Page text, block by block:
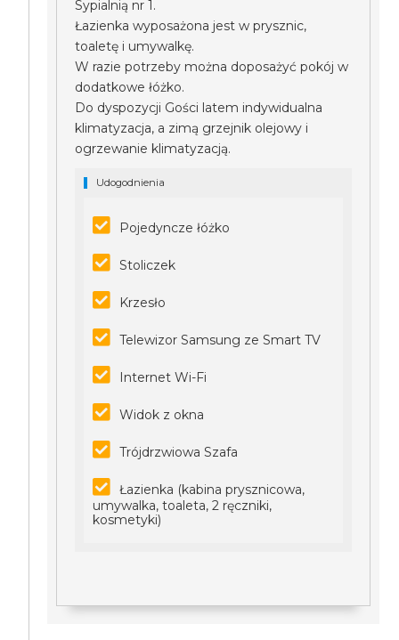
Sypialnią nr 1.
Łazienka wyposażona jest w prysznic,
toaletę i umywalkę.
W razie potrzeby można doposażyć pokój w
dodatkowe łóżko.
Do dyspozycji Gości latem indywidualna
klimatyzacja, a zimą grzejnik olejowy i
ogrzewanie klimatyzacją.
Udogodnienia
Pojedyncze łóżko
Stoliczek
Krzesło
Telewizor Samsung ze Smart TV
Internet Wi-Fi
Widok z okna
Trójdrzwiowa Szafa
Łazienka (kabina prysznicowa,
umywalka, toaleta, 2 ręczniki,
kosmetyki)